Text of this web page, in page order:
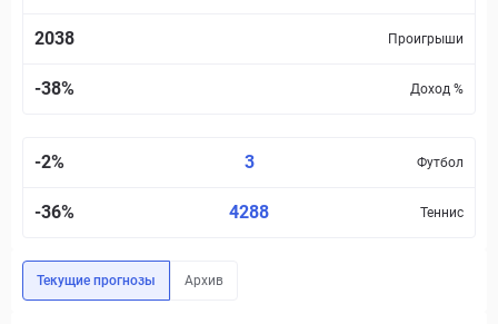
2038 Проигрыши
-38% Доход %
-2% 3 Футбол
-36% 4288 Теннис
Текущие прогнозы Архив